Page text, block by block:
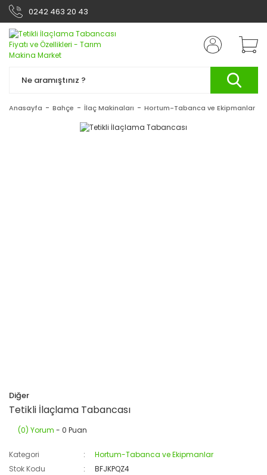
0242 463 20 43
Anasayfa Bahçe İlaç Makinaları Hortum-Tabanca ve Ekipmanlar
Diğer
Tetikli İlaçlama Tabancası
(0) Yorum - 0 Puan
Kategori
Hortum-Tabanca ve Ekipmanlar
Stok Kodu
BFJKPQZ4